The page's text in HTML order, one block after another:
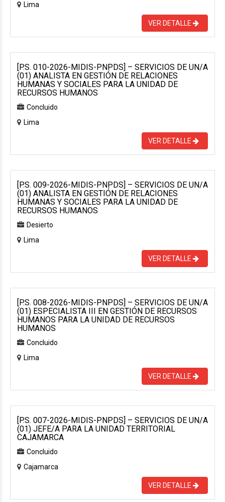
Lima
VER DETALLE
[P.S. 010-2026-MIDIS-PNPDS] – SERVICIOS DE UN/A
(01) ANALISTA EN GESTIÓN DE RELACIONES
HUMANAS Y SOCIALES PARA LA UNIDAD DE
RECURSOS HUMANOS
Concluido
Lima
VER DETALLE
[P.S. 009-2026-MIDIS-PNPDS] – SERVICIOS DE UN/A
(01) ANALISTA EN GESTIÓN DE RELACIONES
HUMANAS Y SOCIALES PARA LA UNIDAD DE
RECURSOS HUMANOS
Desierto
Lima
VER DETALLE
[P.S. 008-2026-MIDIS-PNPDS] – SERVICIOS DE UN/A
(01) ESPECIALISTA III EN GESTIÓN DE RECURSOS
HUMANOS PARA LA UNIDAD DE RECURSOS
HUMANOS
Concluido
Lima
VER DETALLE
[P.S. 007-2026-MIDIS-PNPDS] – SERVICIOS DE UN/A
(01) JEFE/A PARA LA UNIDAD TERRITORIAL
CAJAMARCA
Concluido
Cajamarca
VER DETALLE